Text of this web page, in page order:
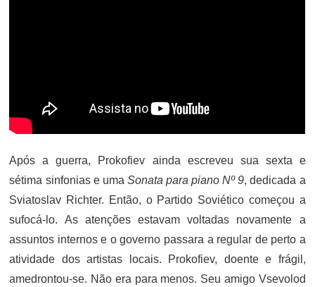
Após a guerra, Prokofiev ainda escreveu sua sexta e
sétima sinfonias e uma Sonata para piano Nº 9, dedicada a
Sviatoslav Richter. Então, o Partido Soviético começou a
sufocá-lo. As atenções estavam voltadas novamente a
assuntos internos e o governo passara a regular de perto a
atividade dos artistas locais. Prokofiev, doente e frágil,
amedrontou-se. Não era para menos. Seu amigo Vsevolod